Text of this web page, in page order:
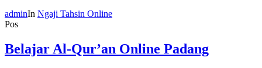
adminIn Ngaji Tahsin Online
Pos
Belajar Al-Qur’an Online Padang